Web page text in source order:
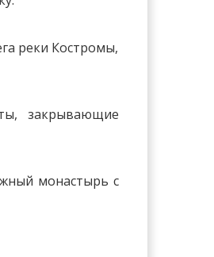
реки Костромы,
закрывающие
монастырь с